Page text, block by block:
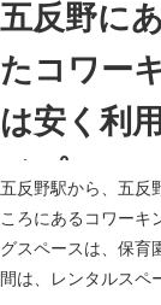
五反野に
たコワー
は安く利
イプのコ
す
五反野駅から、五反
ころにあるコワーキ
グスペースは、保育
間は、レンタルスペ